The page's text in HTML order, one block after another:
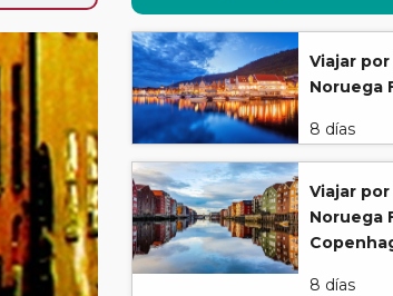
Viajar
Noruega
8 días
Viajar
Noruega
8 días